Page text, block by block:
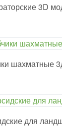
3D
шахматные
для